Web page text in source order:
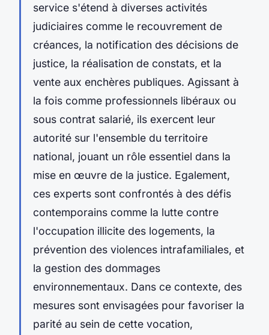
service s'étend à diverses activités
judiciaires comme le recouvrement de
créances, la notification des décisions de
justice, la réalisation de constats, et la
vente aux enchères publiques. Agissant à
la fois comme professionnels libéraux ou
sous contrat salarié, ils exercent leur
autorité sur l'ensemble du territoire
national, jouant un rôle essentiel dans la
mise en œuvre de la justice. Egalement,
ces experts sont confrontés à des défis
contemporains comme la lutte contre
l'occupation illicite des logements, la
prévention des violences intrafamiliales, et
la gestion des dommages
environnementaux. Dans ce contexte, des
mesures sont envisagées pour favoriser la
parité au sein de cette vocation,